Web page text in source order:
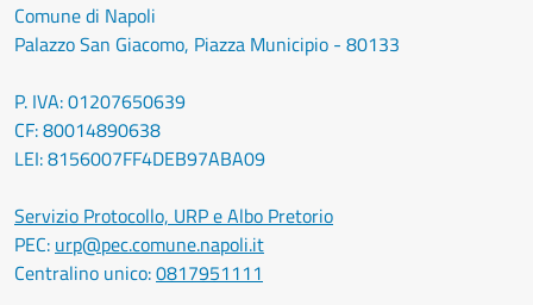
Comune di Napoli
Palazzo San Giacomo, Piazza Municipio - 80133
P. IVA: 01207650639
CF: 80014890638
LEI: 8156007FF4DEB97ABA09
Servizio Protocollo, URP e Albo Pretorio
PEC: urp@pec.comune.napoli.it
Centralino unico:0817951111